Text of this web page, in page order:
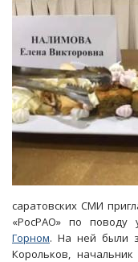
депутата
«ЕР»
саратовских СМИ
«РосРАО» по поводу
Горном. На ней были
Корольков,